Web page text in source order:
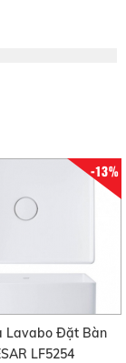
-13%
Lavabo Đặt Bàn
LF5254